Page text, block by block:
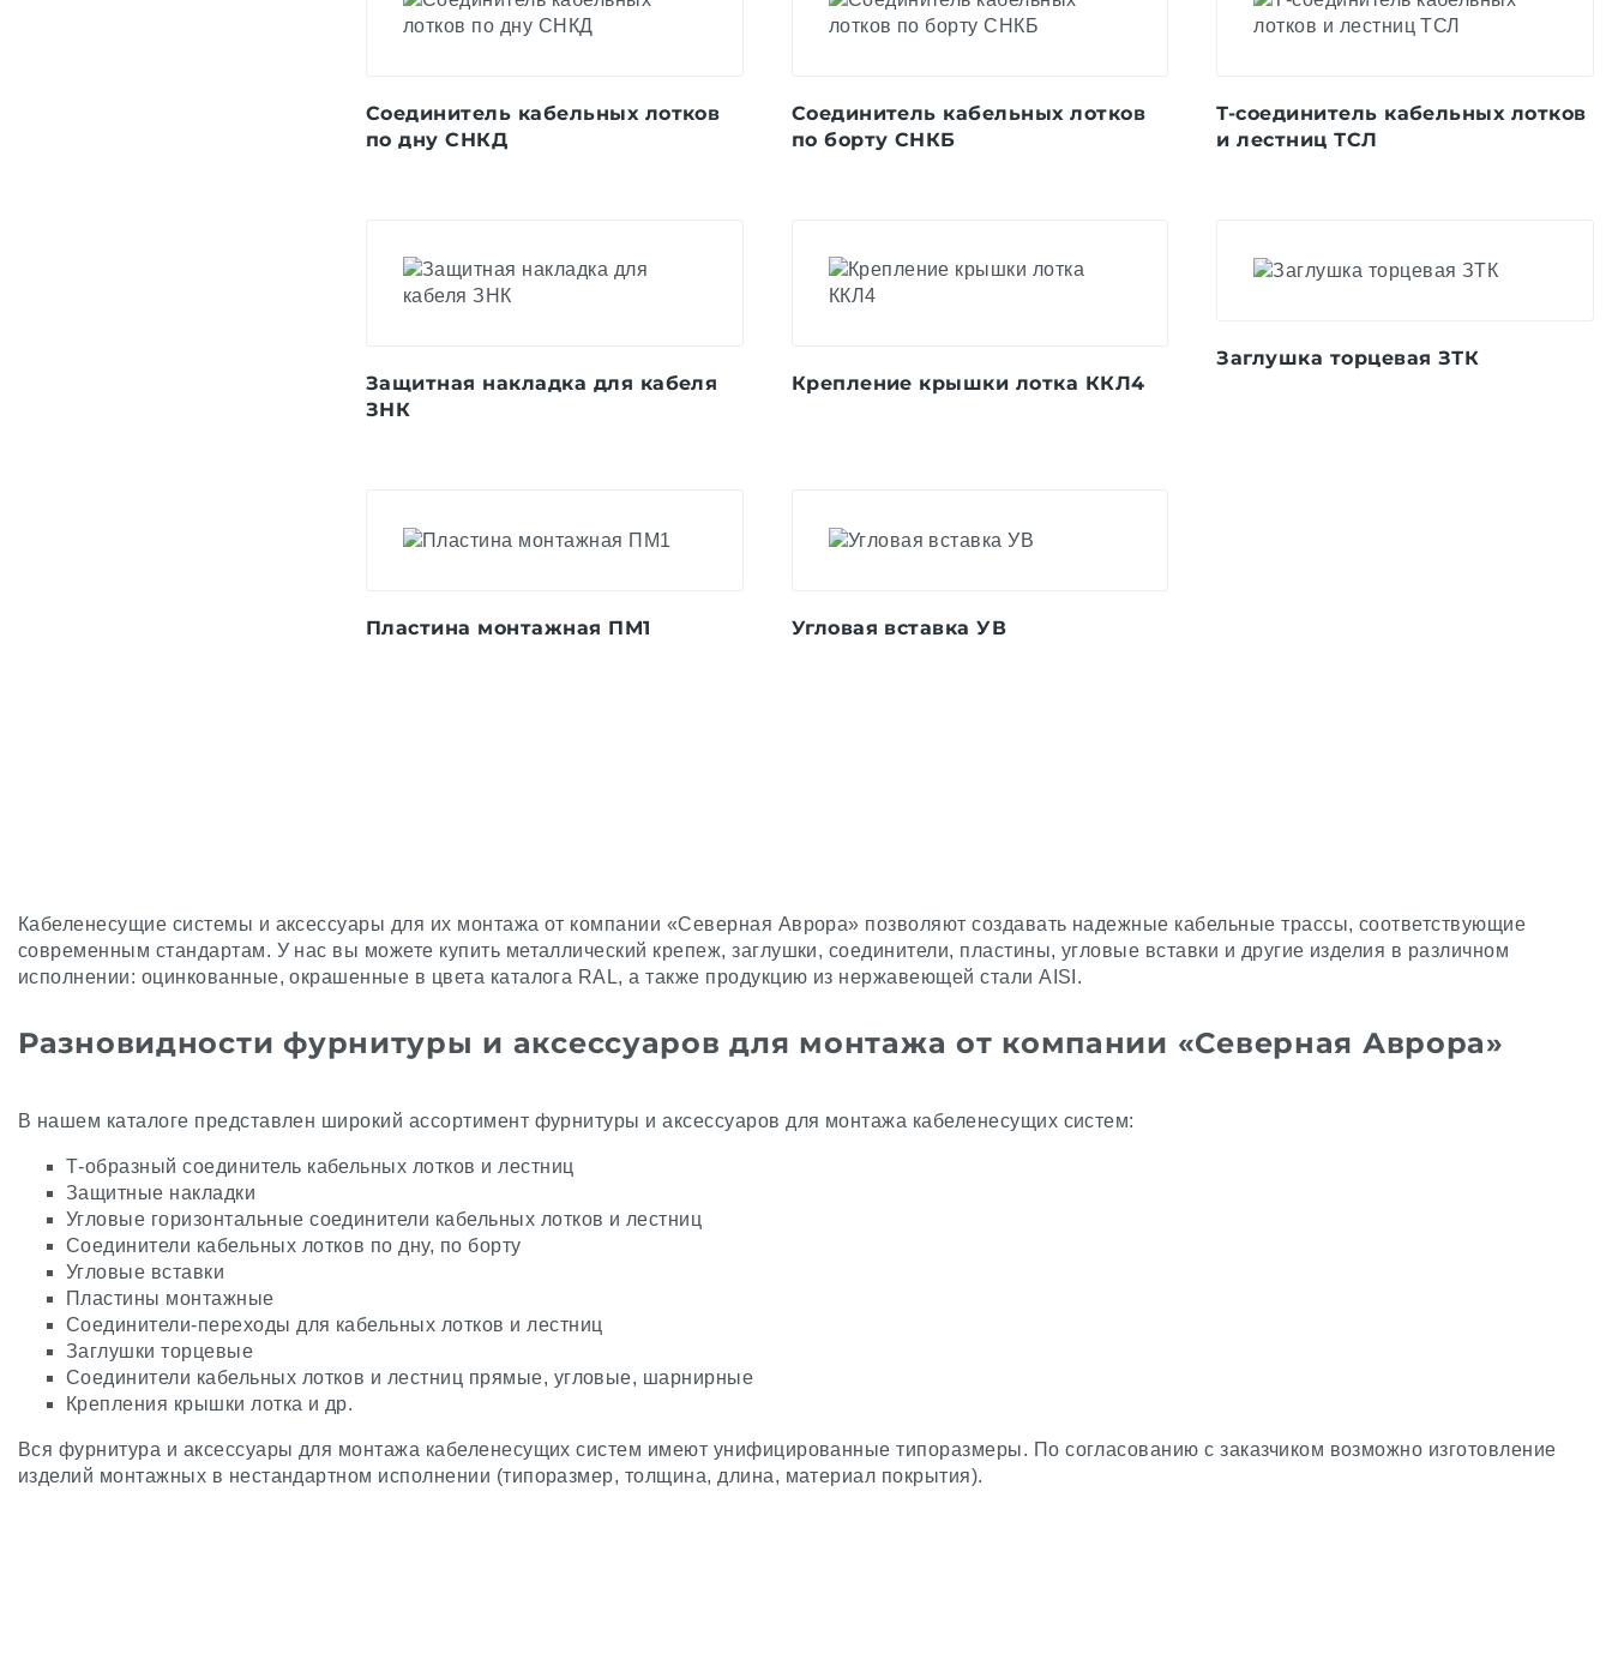
Соединитель кабельных лотков
по дну СНКД
Соединитель кабельных лотков
по борту СНКБ
Т-соединитель кабельных лотков
и лестниц ТСЛ
Защитная накладка для кабеля
ЗНК
Крепление крышки лотка ККЛ4
Заглушка торцевая ЗТК
Пластина монтажная ПМ1 Угловая вставка УВ
Кабеленесущие системы и аксессуары для их монтажа от компании «Северная Аврора» позволяют создавать надежные кабельные трассы, соответствующие
современным стандартам. У нас вы можете купить металлический крепеж, заглушки, соединители, пластины, угловые вставки и другие изделия в различном
исполнении: оцинкованные, окрашенные в цвета каталога RAL, а также продукцию из нержавеющей стали AISI.
Разновидности фурнитуры и аксессуаров для монтажа от компании «Северная Аврора»
В нашем каталоге представлен широкий ассортимент фурнитуры и аксессуаров для монтажа кабеленесущих систем:
Т-образный соединитель кабельных лотков и лестниц
Защитные накладки
Угловые горизонтальные соединители кабельных лотков и лестниц
Соединители кабельных лотков по дну, по борту
Угловые вставки
Пластины монтажные
Соединители-переходы для кабельных лотков и лестниц
Заглушки торцевые
Соединители кабельных лотков и лестниц прямые, угловые, шарнирные
Крепления крышки лотка и др.
Вся фурнитура и аксессуары для монтажа кабеленесущих систем имеют унифицированные типоразмеры. По согласованию с заказчиком возможно изготовление
изделий монтажных в нестандартном исполнении (типоразмер, толщина, длина, материал покрытия).